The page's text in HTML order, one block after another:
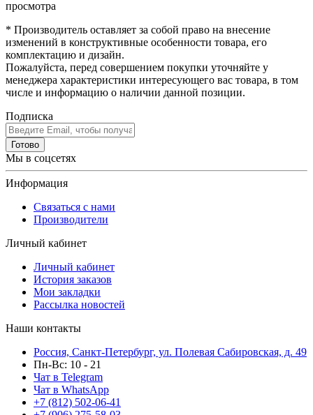
просмотра
* Производитель оставляет за собой право на внесение
изменений в конструктивные особенности товара, его
комплектацию и дизайн.
Пожалуйста, перед совершением покупки уточняйте у
менеджера характеристики интересующего вас товара, в том
числе и информацию о наличии данной позиции.
Подписка
Готово
Мы в соцсетях
Информация
Связаться с нами
Производители
Личный кабинет
Личный кабинет
История заказов
Мои закладки
Рассылка новостей
Наши контакты
Россия, Санкт-Петербург, ул. Полевая Сабировская, д. 49
Пн-Вс: 10 - 21
Чат в Telegram
Чат в WhatsApp
+7 (812) 502-06-41